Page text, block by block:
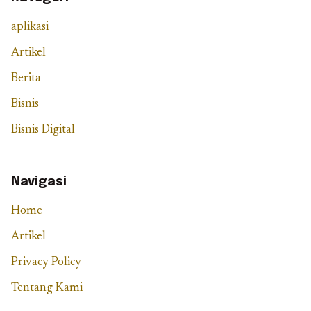
aplikasi
Artikel
Berita
Bisnis
Bisnis Digital
Navigasi
Home
Artikel
Privacy Policy
Tentang Kami